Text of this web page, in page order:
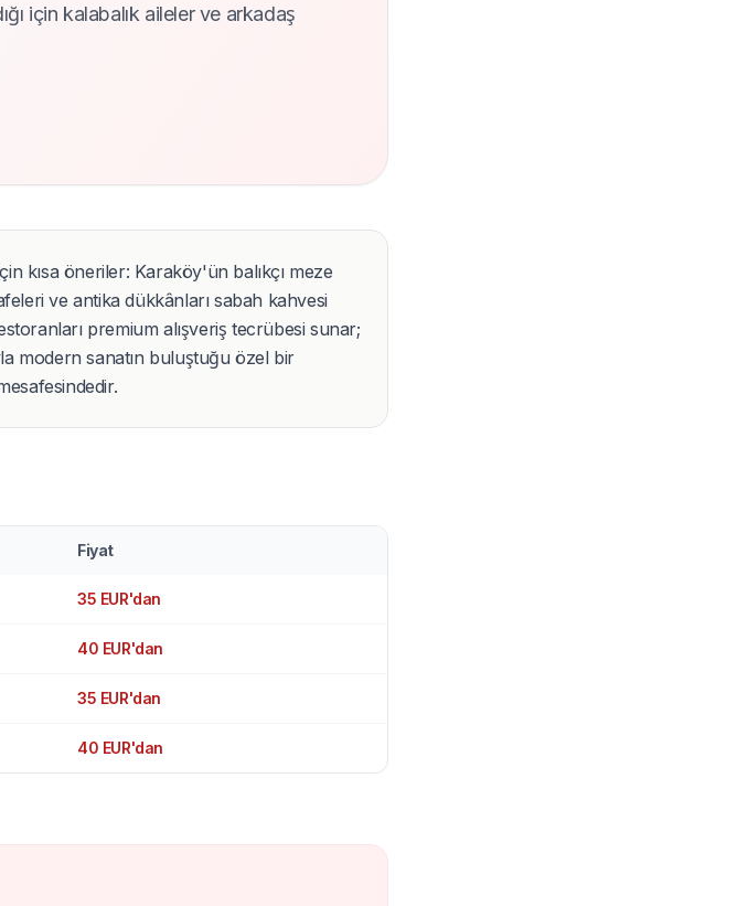
için kalabalık aileler ve arkadaş
kısa öneriler: Karaköy'ün balıkçı meze
ve antika dükkânları sabah kahvesi
premium alışveriş tecrübesi sunar;
modern sanatın buluştuğu özel bir
Fiyat
35 EUR'dan
40 EUR'dan
35 EUR'dan
40 EUR'dan